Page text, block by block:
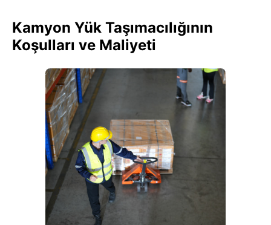
Kamyon Yük Taşımacılığının
Koşulları ve Maliyeti